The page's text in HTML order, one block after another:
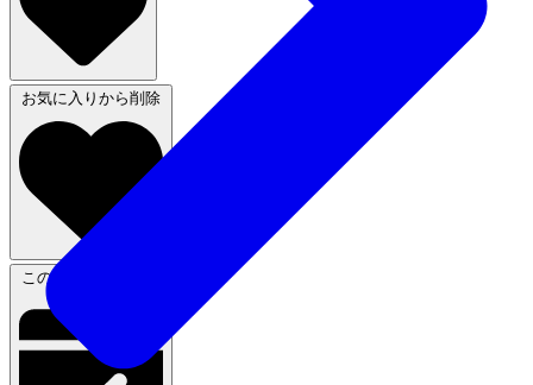
お気に入りから削除
この体験に申し込む